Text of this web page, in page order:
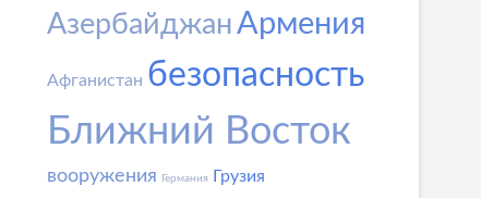
АзербайджанАрмения
Афганистан безопасность
Ближний Восток
вооружения Германия Грузия